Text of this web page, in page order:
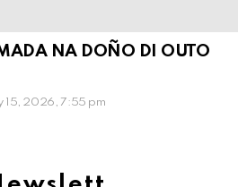
NA DOÑO DI OUTO
15, 2026, 7:55 pm